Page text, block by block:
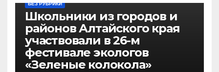
БЕЗ РУБРИКИ
Школьники из городов и
районов Алтайского края
участвовали в 26-м
фестивале экологов
«Зеленые колокола»